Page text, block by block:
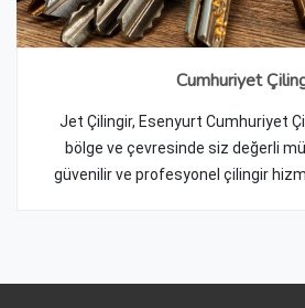
Cumhuriyet
Jet Çilingir, Esenyurt Cumhuriyet
bölge ve çevresinde siz değerli
güvenilir ve profesyonel çilingir